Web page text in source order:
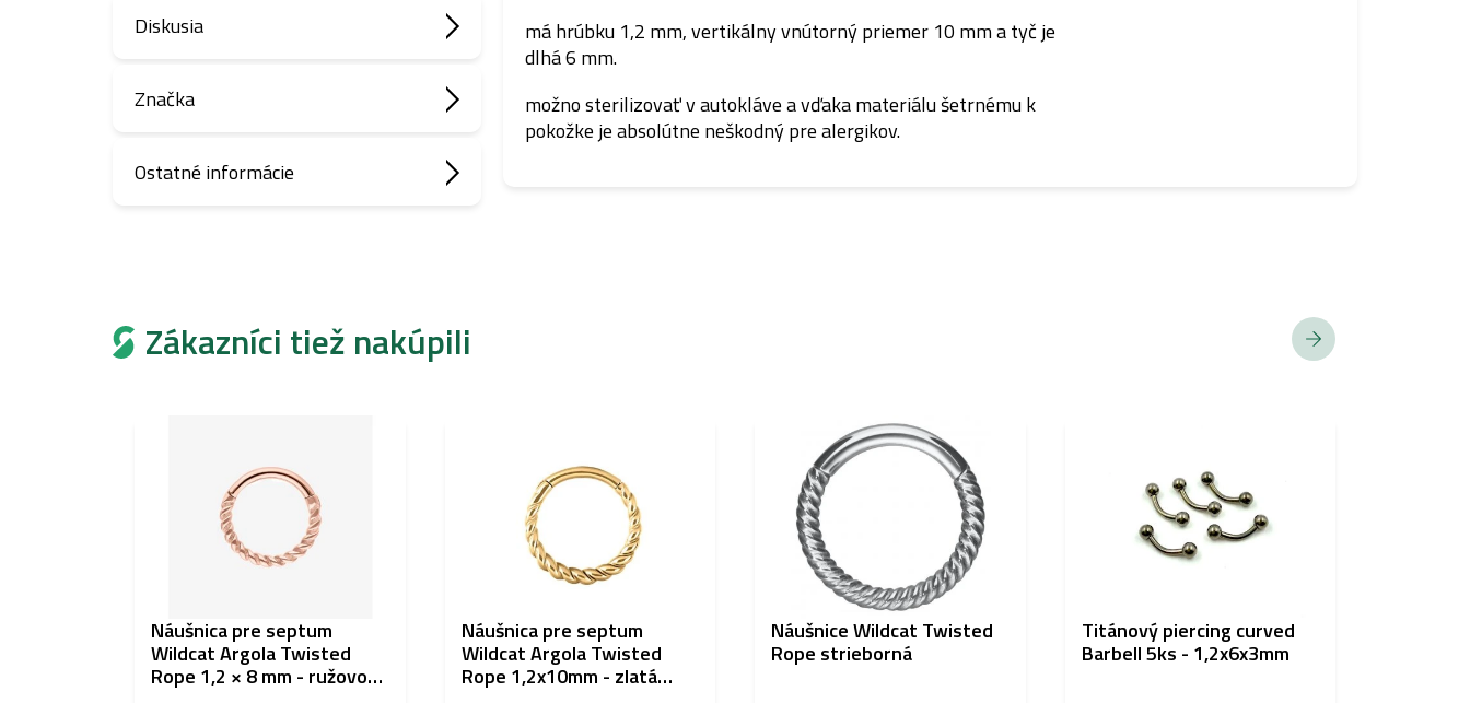
Diskusia
Značka
Ostatné informácie
má hrúbku 1,2 mm, vertikálny vnútorný priemer 10 mm a tyč je
dlhá 6 mm.
možno sterilizovať v autokláve a vďaka materiálu šetrnému k
pokožke je absolútne neškodný pre alergikov.
Zákazníci tiež nakúpili
Náušnica pre septum
Wildcat Argola Twisted
Rope 1,2 × 8 mm - ružovo
Náušnica pre septum
Wildcat Argola Twisted
Rope 1,2x10mm - zlatá
Náušnice Wildcat Twisted
Rope strieborná
Titánový piercing curved
Barbell 5ks - 1,2x6x3mm